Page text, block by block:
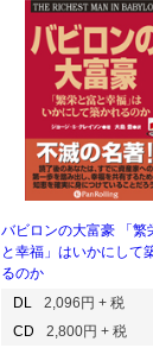
バビロンの大富豪 「繁
と幸福」はいかにして
るのか
DL
2,096円 + 税
CD
2,800円 + 税